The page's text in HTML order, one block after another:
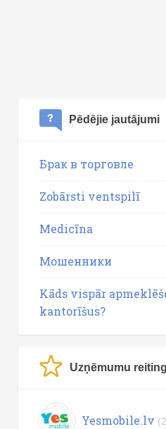
Pēdējie jautājumi
Брак в торговле
Zobārsti ventspilī
Medicīna
Мошенники
Kāds vispār
kantorīšus?
Uzņēmumu
Yesmobile.lv